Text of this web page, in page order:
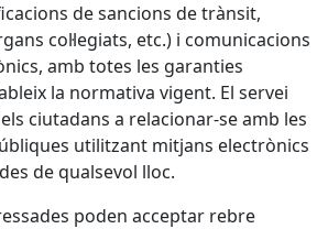
de sancions de trànsit,
col·legiats, etc.) i comunicacions
amb totes les garanties
la normativa vigent. El servei
ciutadans a relacionar-se amb les
utilitzant mitjans electrònics
de qualsevol lloc.
poden acceptar rebre